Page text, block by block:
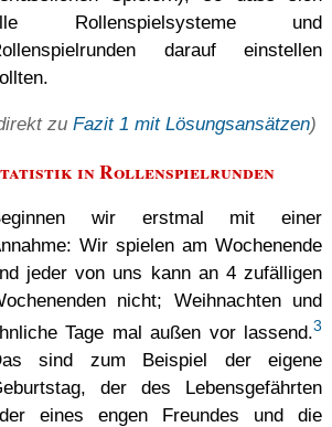
Rollenspielsysteme und
darauf einstellen
zu Fazit 1 mit Lösungsansätzen)
in Rollenspielrunden
wir erstmal mit einer
Wir spielen am Wochenende
jeder von uns kann an 4 zufälligen
nicht; Weihnachten und
Tage mal außen vor lassend.3
sind zum Beispiel der eigene
der des Lebensgefährten
eines engen Freundes und die
bis
und